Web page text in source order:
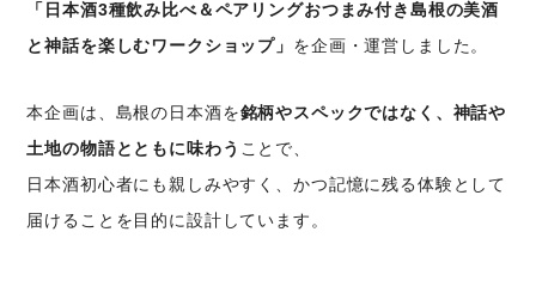
「日本酒3種飲み比べ＆ペアリングおつまみ付き島根の美酒
と神話を楽しむワークショップ」 を企画・運営しました。
本企画は、島根の日本酒を銘柄やスペックではなく、神話や
土地の物語とともに味わう ことで、
日本酒初心者にも親しみやすく、かつ記憶に残る体験として
届けることを目的に設計しています。